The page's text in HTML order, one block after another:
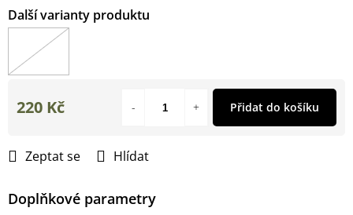
Zeptat se Hlídat
Doplňkové parametry
220 Kč Přidat do košíku